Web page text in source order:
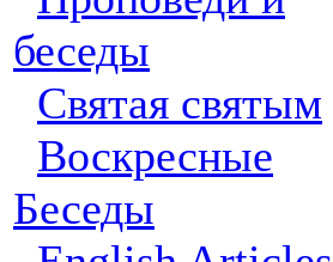
беседы
Святая святым
Воскресные
Беседы